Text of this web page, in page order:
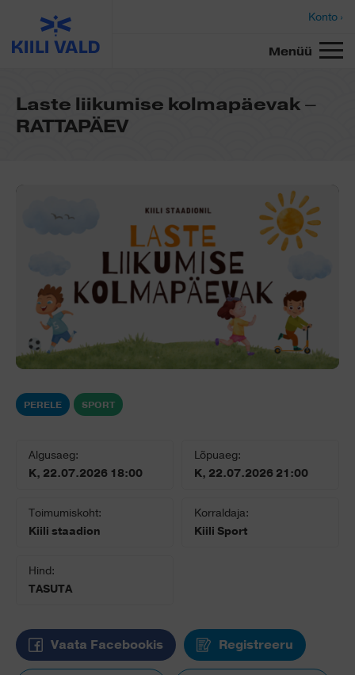
Konto ›
Menüü
Laste liikumise kolmapäevak –
RATTAPÄEV
PERELE SPORT
Algusaeg:
K, 22.07.2026 18:00
Lõpuaeg:
K, 22.07.2026 21:00
Toimumiskoht:
Kiili staadion
Korraldaja:
Kiili Sport
Hind:
TASUTA
Vaata Facebookis Registreeru